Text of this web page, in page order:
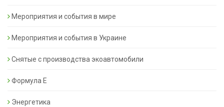
Мероприятия и события в мире
Мероприятия и события в Украине
Снятые с производства экоавтомобили
Формула Е
Энергетика